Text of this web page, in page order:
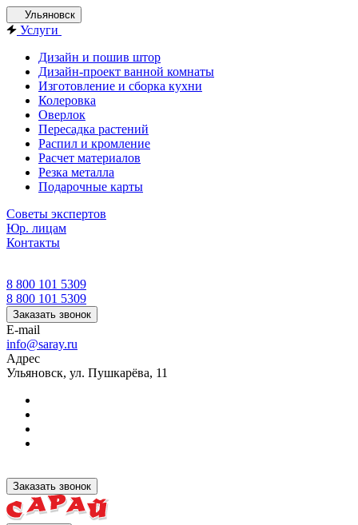
Ульяновск
Услуги
Дизайн и пошив штор
Дизайн-проект ванной комнаты
Изготовление и сборка кухни
Колеровка
Оверлок
Пересадка растений
Распил и кромление
Расчет материалов
Резка металла
Подарочные карты
Советы экспертов
Юр. лицам
Контакты
8 800 101 5309
8 800 101 5309
Заказать звонок
E-mail
info@saray.ru
Адрес
Ульяновск, ул. Пушкарёва, 11
Заказать звонок